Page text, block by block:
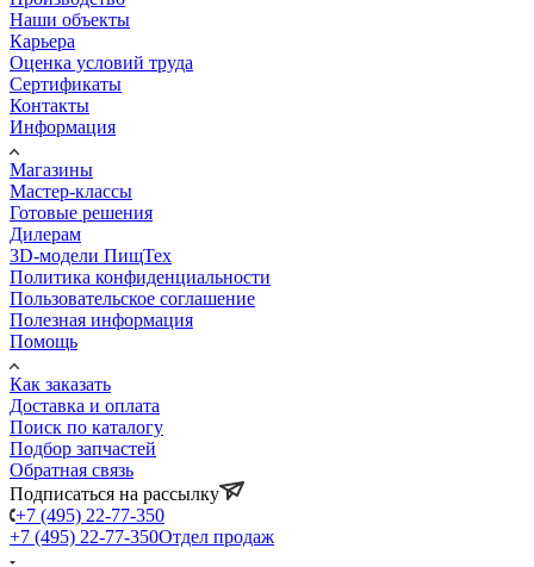
Наши объекты
Карьера
Оценка условий труда
Сертификаты
Контакты
Информация
Магазины
Мастер-классы
Готовые решения
Дилерам
3D-модели ПищТех
Политика конфиденциальности
Пользовательское соглашение
Полезная информация
Помощь
Как заказать
Доставка и оплата
Поиск по каталогу
Подбор запчастей
Обратная связь
Подписаться на рассылку
+7 (495) 22-77-350
+7 (495) 22-77-350Отдел продаж